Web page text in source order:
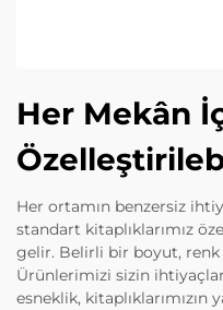
Her Mekân
Her ortamın benzersiz
standart kitaplıklarımız
gelir. Belirli bir boyut,
Ürünlerimizi sizin
esneklik, kitaplıklarımızın